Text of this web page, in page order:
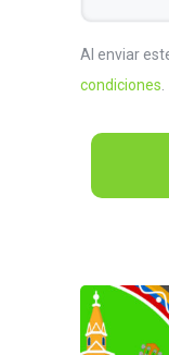
Al enviar
condiciones.